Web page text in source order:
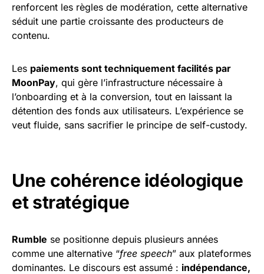
renforcent les règles de modération, cette alternative
séduit une partie croissante des producteurs de
contenu.
Les paiements sont techniquement facilités par
MoonPay, qui gère l’infrastructure nécessaire à
l’onboarding et à la conversion, tout en laissant la
détention des fonds aux utilisateurs. L’expérience se
veut fluide, sans sacrifier le principe de self-custody.
Une cohérence idéologique
et stratégique
Rumble se positionne depuis plusieurs années
comme une alternative “free speech” aux plateformes
dominantes. Le discours est assumé : indépendance,